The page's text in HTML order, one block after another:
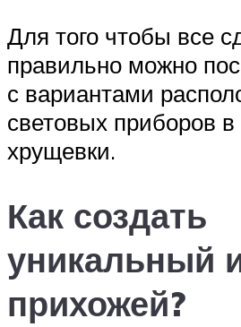
Для того чтобы все
правильно можно
с вариантами
световых приборов
хрущевки.
Как создать
уникальный
прихожей?